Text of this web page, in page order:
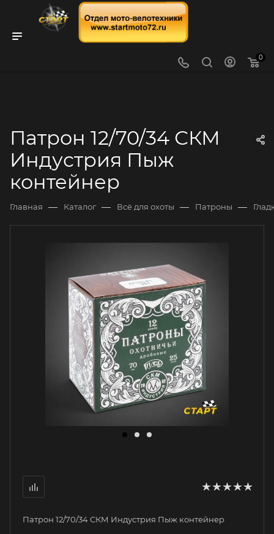
0
Патрон 12/70/34 СКМ
Индустрия Пыж
контейнер
Главная — Каталог — Всё для охоты — Патроны —
Патрон 12/70/34 СКМ Индустрия Пыж контейнер